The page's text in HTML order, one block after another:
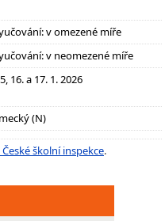
v omezené míře
v neomezené míře
16. a 17. 1. 2026
(N)
školní inspekce.